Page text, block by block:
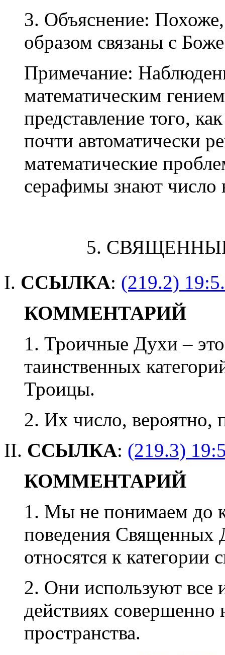
3. Объяснение:
образом связаны с
Примечание:
математическим
представление того,
почти автоматически
математические
серафимы знают число
5.
I. ССЫЛКА: (219.2)
КОММЕНТАРИЙ
1. Троичные Духи –
таинственных
Троицы.
2. Их число, вероятно,
II. ССЫЛКА: (219.3)
КОММЕНТАРИЙ
1. Мы не понимаем до
поведения
относятся к категории
2. Они используют все
действиях совершенно
пространства.